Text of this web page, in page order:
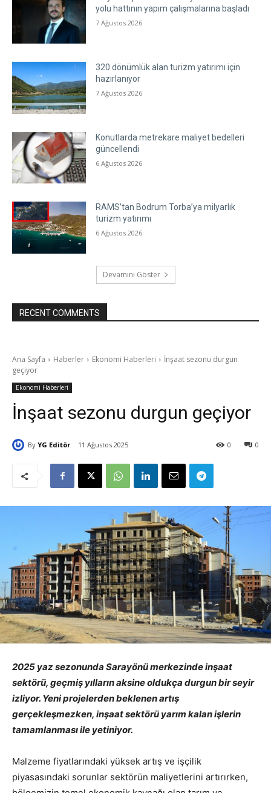
yolu hattının yapım çalışmalarına başladı
7 Ağustos 2026
320 dönümlük alan turizm yatırımı için
hazırlanıyor
7 Ağustos 2026
Konutlarda metrekare maliyet bedelleri
güncellendi
6 Ağustos 2026
RAMS’tan Bodrum Torba’ya milyarlık
turizm yatırımı
6 Ağustos 2026
Devamını Göster
RECENT COMMENTS